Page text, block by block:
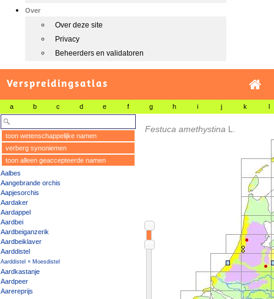
Over
Over deze site
Privacy
Beheerders en validatoren
Verspreidingsatlas
a b c d e f g h i j k l
toon wetenschappelijke namen
verberg synoniemen
toon alleen geaccepteerde namen
Aalbes
Aangebrande orchis
Aapjesorchis
Aardaker
Aardappel
Aardbei
Aardbeiganzerik
Aardbeiklaver
Aarddistel
Aarddistel × Moesdistel
Aardkastanje
Aardpeer
Aarereprijs
Festuca amethystina L.